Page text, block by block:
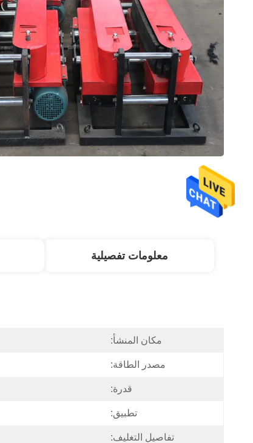
معلومات تفصيلية
مكان المنشأ:
مصدر الطاقة:
قدرة:
تطبيق:
تفاصيل التغليف: